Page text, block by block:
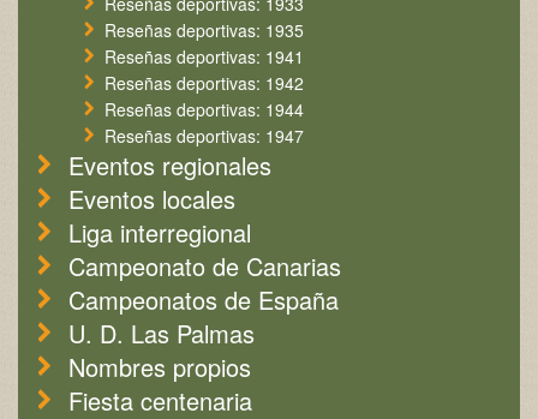
Reseñas deportivas: 1935
Reseñas deportivas: 1941
Reseñas deportivas: 1942
Reseñas deportivas: 1944
Reseñas deportivas: 1947
Eventos regionales
Eventos locales
Liga interregional
Campeonato de Canarias
Campeonatos de España
U. D. Las Palmas
Nombres propios
Fiesta centenaria